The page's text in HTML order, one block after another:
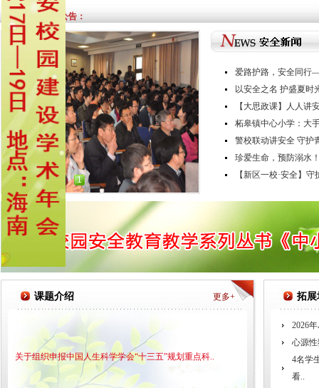
最新公告：
1
爱路护路，安全同行
以安全之名 护盛夏
【大思政课】人人讲
柘皋镇中心小学：大
警校联动讲安全 守
珍爱生命，预防溺水
【新区一校·安全】
课题介绍 更多+
关于组织申报中国人生科学学会“十三五”规划重点科..
拓展
2026
心源
4名学
看..